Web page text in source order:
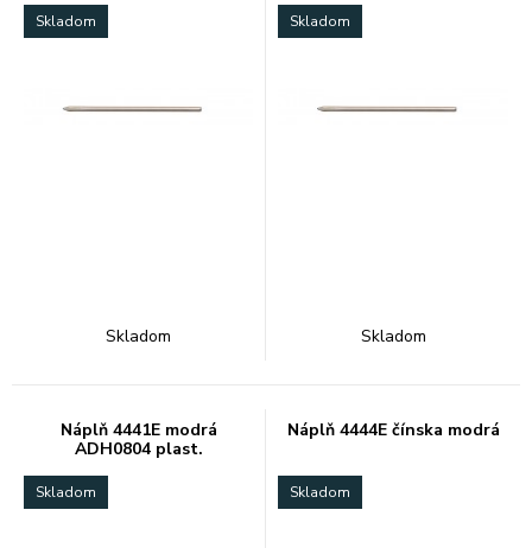
Skladom
Skladom
Skladom
Skladom
Náplň 4441E modrá
ADH0804 plast.
Skladom
Náplň 4444E čínska modrá
Skladom